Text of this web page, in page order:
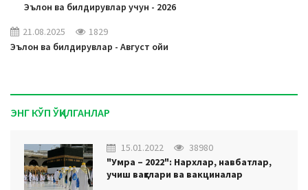
Эълон ва билдирувлар учун - 2026
21.08.2025
1829
Эълон ва билдирувлар - Август ойи
ЭНГ КЎП ЎҚИЛГАНЛАР
15.01.2022
38980
"Умра – 2022": Нархлар, навбатлар,
учиш вақтлари ва вакциналар